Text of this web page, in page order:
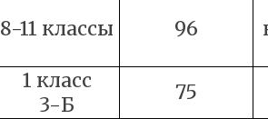
8-11 классы 96
1 класс
3-Б
75